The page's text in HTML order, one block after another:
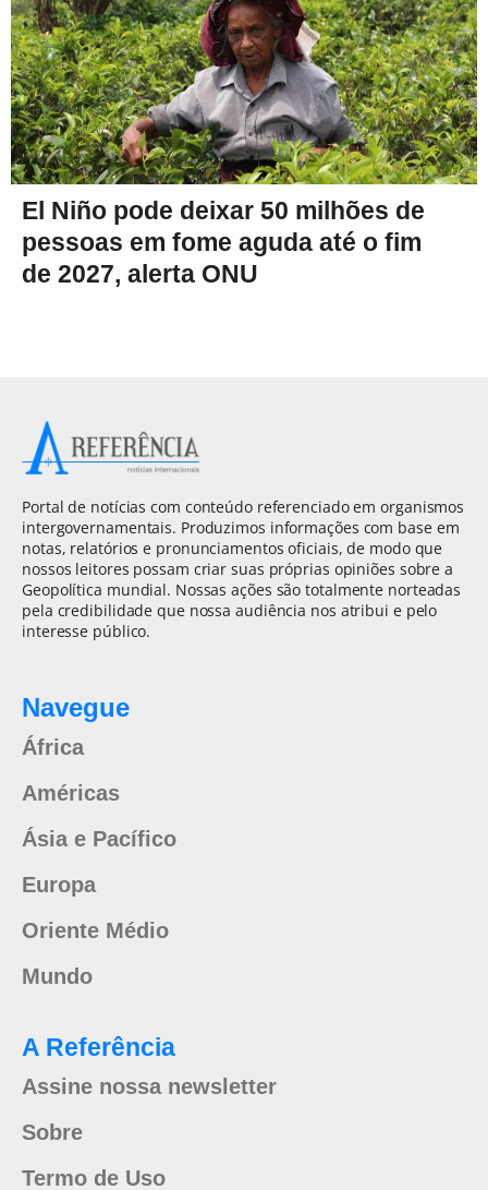
El Niño pode deixar 50 milhões de
pessoas em fome aguda até o fim
de 2027, alerta ONU
Portal de notícias com conteúdo referenciado em organismos
intergovernamentais. Produzimos informações com base em
notas, relatórios e pronunciamentos oficiais, de modo que
nossos leitores possam criar suas próprias opiniões sobre a
Geopolítica mundial. Nossas ações são totalmente norteadas
pela credibilidade que nossa audiência nos atribui e pelo
interesse público.
Navegue
África
Américas
Ásia e Pacífico
Europa
Oriente Médio
Mundo
A Referência
Assine nossa newsletter
Sobre
Termo de Uso